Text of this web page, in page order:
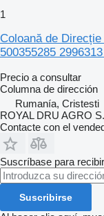
1
Coloană de
500355285
Precio a consultar
Columna de dirección
Rumanía, Cristesti
ROYAL DRU AGRO
Contacte con el
Suscríbase para
Suscribirse